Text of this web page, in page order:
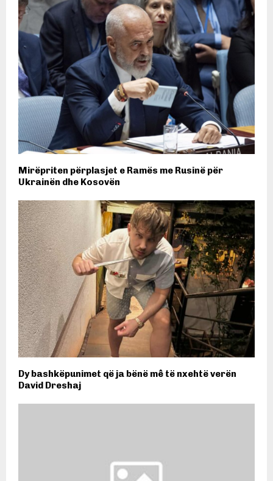
Mirëpriten përplasjet e Ramës me Rusinë për
Ukrainën dhe Kosovën
Dy bashkëpunimet që ja bënë mê të nxehtë verën
David Dreshaj